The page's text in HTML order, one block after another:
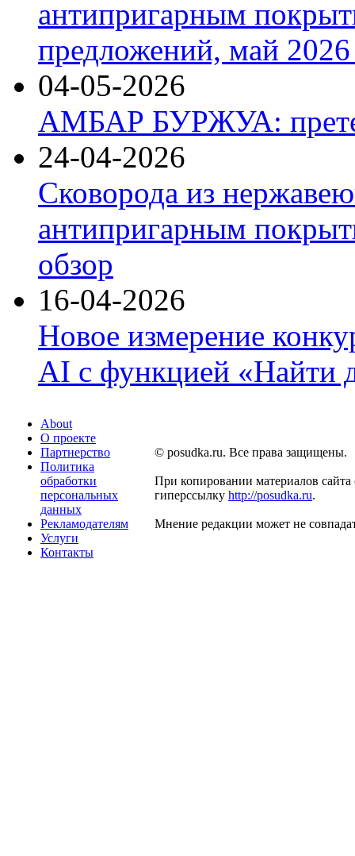
антипригарным
предложений, май 2026
04-05-2026
АМБАР БУРЖУА:
24-04-2026
Сковорода из
антипригарным
обзор
16-04-2026
Новое измерение
AI с функцией «Найти
About
О проекте
Партнерство
Политика
обработки
персональных
данных
Рекламодателям
Услуги
Контакты
© posudka.ru. Все права защищены.
При копировании материалов сайта
гиперссылку http://posudka.ru.
Мнение редакции может не